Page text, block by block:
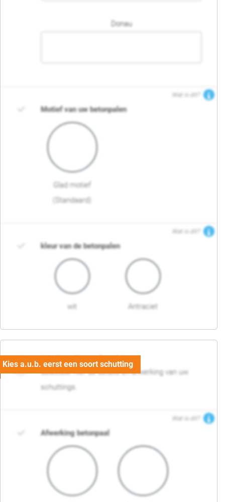
Donau
Wat is dit?
Motief van uw betonpalen
Glad motief
(Standaard)
Wat is dit?
kleur van de betonpalen
wit Antraciet
03. Detail en afwerking
Selecteer hier de details en afwerking van uw
schuttings.
Wat is dit?
Afwerking betonpaal